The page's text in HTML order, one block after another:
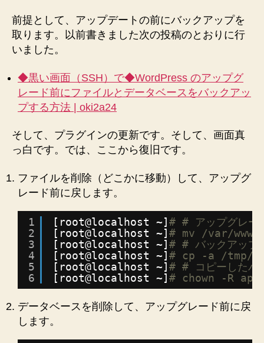
前提として、アップデートの前にバックアップを
取ります。以前書きました次の投稿のとおりに行
いました。
◆黒い画面（SSH）で◆WordPress のアップグ
レード前にファイルとデータベースをバックアッ
プする方法 | oki2a24
そして、プラグインの更新です。そして、画面真
っ白です。では、ここから復旧です。
ファイルを削除（どこかに移動）して、アップグ
レード前に戻します。
1
2
3
4
5
6
[root@localhost ~] # # アップグレー
[root@localhost ~] # mv /var/www/
[root@localhost ~] # # バックアップ
[root@localhost ~] # cp -a /tmp/
[root@localhost ~] # # コピーしたバ
[root@localhost ~] # chown -R
データベースを削除して、アップグレード前に戻
します。